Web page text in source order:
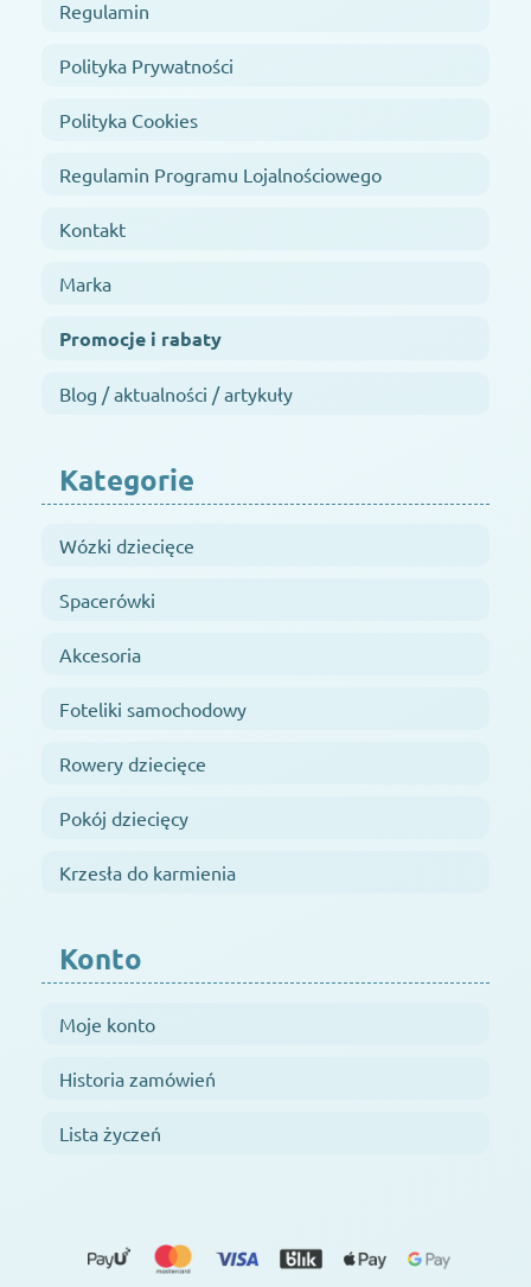
Regulamin
Polityka Prywatności
Polityka Cookies
Regulamin Programu Lojalnościowego
Kontakt
Marka
Promocje i rabaty
Blog / aktualności / artykuły
Kategorie
Wózki dziecięce
Spacerówki
Akcesoria
Foteliki samochodowy
Rowery dziecięce
Pokój dziecięcy
Krzesła do karmienia
Konto
Moje konto
Historia zamówień
Lista życzeń